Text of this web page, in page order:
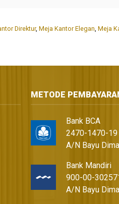
Direktur, Meja Kantor Elegan, Meja
METODE
Bank BCA
2470-1470-19
A/N Bayu Dima
Bank Mandiri
900-00-
A/N Bayu Dima